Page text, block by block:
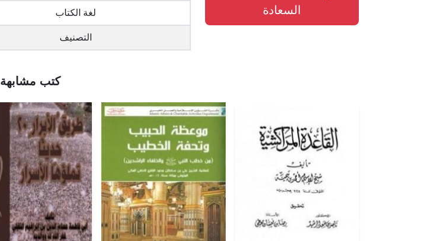
السعادة
لغة الكتاب
التصنيف
كتب مشابهة